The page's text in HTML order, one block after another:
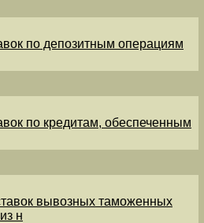
по депозитным операциям
по кредитам, обеспеченным
вывозных таможенных
н